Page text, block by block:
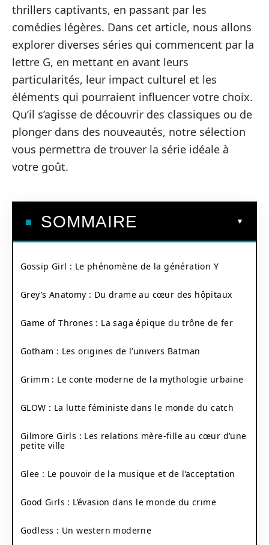
thrillers captivants, en passant par les
comédies légères. Dans cet article, nous allons
explorer diverses séries qui commencent par la
lettre G, en mettant en avant leurs
particularités, leur impact culturel et les
éléments qui pourraient influencer votre choix.
Qu’il s’agisse de découvrir des classiques ou de
plonger dans des nouveautés, notre sélection
vous permettra de trouver la série idéale à
votre goût.
SOMMAIRE
Gossip Girl : Le phénomène de la génération Y
Grey’s Anatomy : Du drame au cœur des hôpitaux
Game of Thrones : La saga épique du trône de fer
Gotham : Les origines de l’univers Batman
Grimm : Le conte moderne de la mythologie urbaine
GLOW : La lutte féministe dans le monde du catch
Gilmore Girls : Les relations mère-fille au cœur d’une
petite ville
Glee : Le pouvoir de la musique et de l’acceptation
Good Girls : L’évasion dans le monde du crime
Godless : Un western moderne